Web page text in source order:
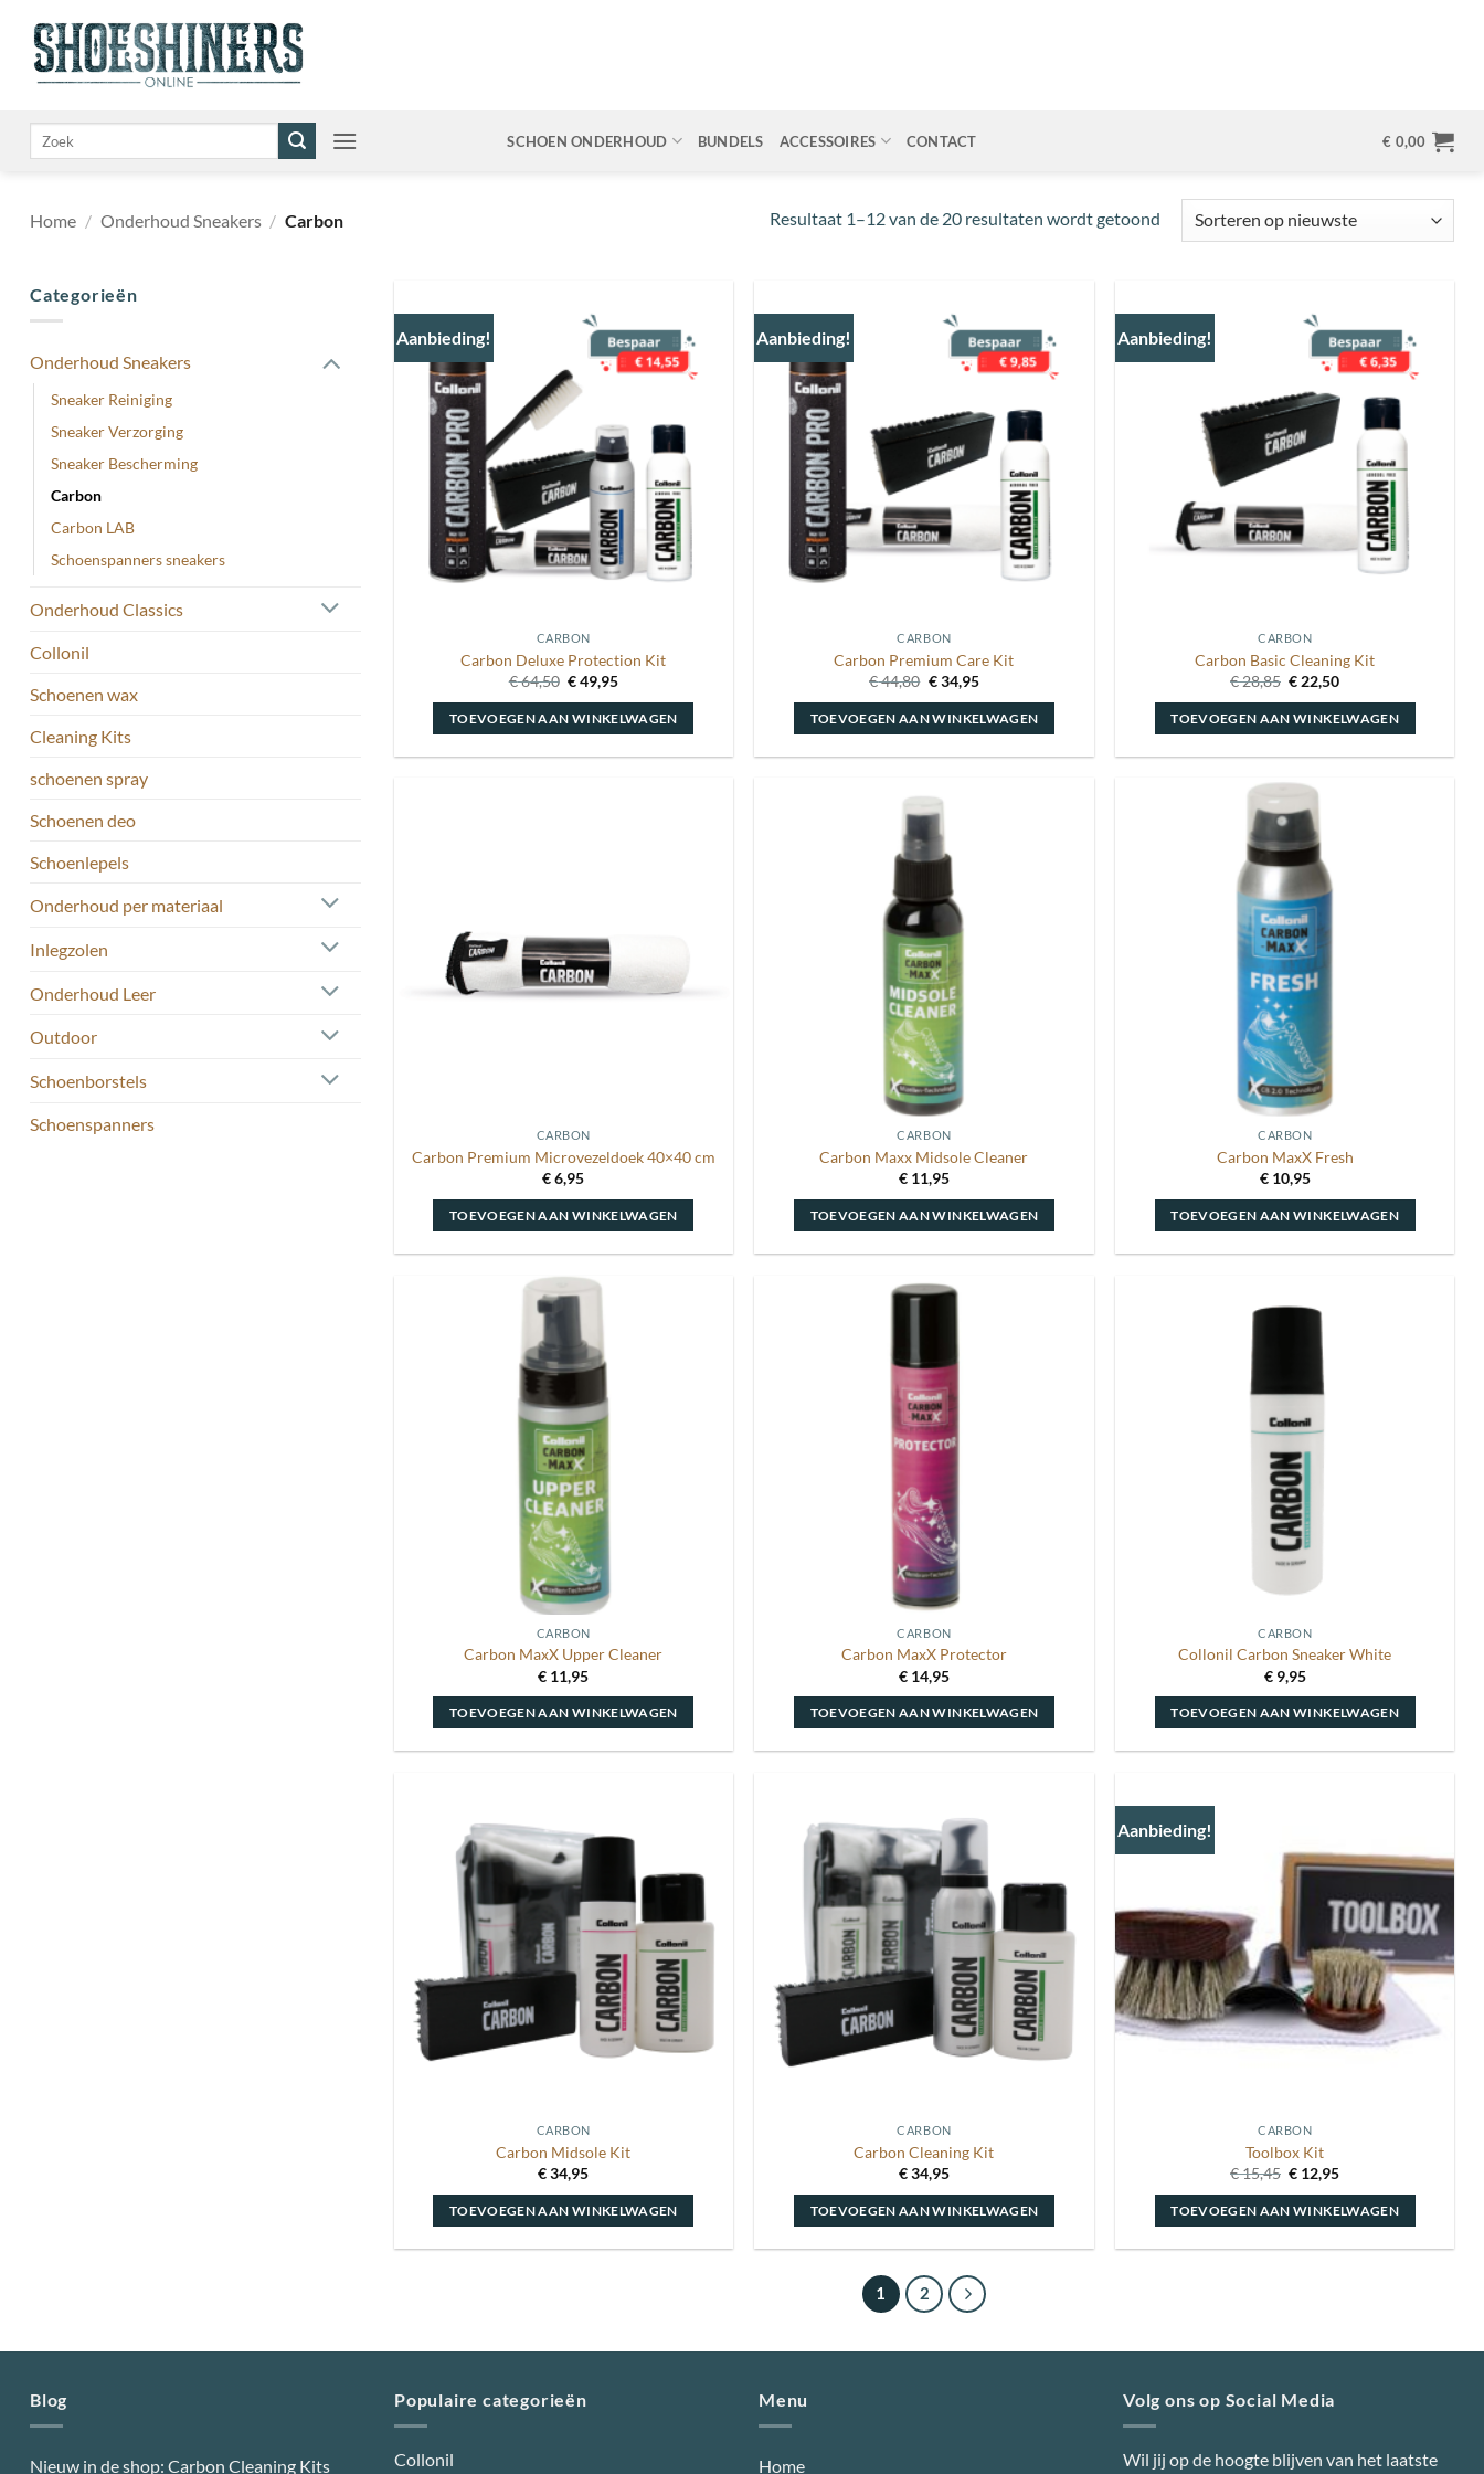
inhoud
SCHOEN ONDERHOUD BUNDELS ACCESSOIRES CONTACT € 0,00
Home / Onderhoud Sneakers / Carbon Resultaat 1–12 van de 20 resultaten wordt getoondGesorteerd
Categorieën
Onderhoud Sneakers
Sneaker Reiniging
Sneaker Verzorging
Sneaker Bescherming
Carbon
Carbon LAB
Schoenspanners sneakers
Onderhoud Classics
Collonil
Schoenen wax
Cleaning Kits
schoenen spray
Schoenen deo
Schoenlepels
Onderhoud per materiaal
Inlegzolen
Onderhoud Leer
Outdoor
Schoenborstels
Schoenspanners
Aanbieding!
Toevoegen
aan
wenslijst
CARBON
Carbon Deluxe Protection Kit
€64,50 Oorspronkelijke
was:
€ 64,50.
€49,95Huidige
is:
€ 49,95.
TOEVOEGEN AAN WINKELWAGEN
Aanbieding!
Toevoegen
aan
wenslijst
CARBON
Carbon Premium Care Kit
€44,80 Oorspronkelijke
was:
€ 44,80.
€34,95Huidige
is:
€ 34,95.
TOEVOEGEN AAN WINKELWAGEN
Aanbieding!
Toevoegen
aan
wenslijst
CARBON
Carbon Basic Cleaning Kit
€28,85 Oorspronkelijke
prijs
was:
€ 28,85.
€ 22,50Huidige
is:
€ 22,50.
TOEVOEGEN AAN WINKELWAGEN
CARBON
Carbon Premium Microvezeldoek 40×40 cm
€6,95
TOEVOEGEN AAN WINKELWAGEN
CARBON
Carbon Maxx Midsole Cleaner
€11,95
TOEVOEGEN AAN WINKELWAGEN
CARBON
Carbon MaxX Fresh
€10,95
TOEVOEGEN AAN WINKELWAGEN
CARBON
Carbon MaxX Upper Cleaner
€ 11,95
TOEVOEGEN AAN WINKELWAGEN
CARBON
Carbon MaxX Protector
€14,95
TOEVOEGEN AAN WINKELWAGEN
CARBON
Collonil Carbon Sneaker White
€9,95
TOEVOEGEN AAN WINKELWAGEN
CARBON
Carbon Midsole Kit
€34,95
TOEVOEGEN AAN WINKELWAGEN
CARBON
Carbon Cleaning Kit
€34,95
TOEVOEGEN AAN WINKELWAGEN
Aanbieding!
wenslijst
CARBON
Toolbox Kit
€15,45 Oorspronkelijke
prijs
was:
€ 15,45.
€ 12,95Huidige
is:
€ 12,95.
TOEVOEGEN AAN WINKELWAGEN
1 2
Blog
Nieuw in de shop: Carbon Cleaning Kits
Populaire categorieën
Collonil
Menu
Home
Volg ons op Social Media
Wil jij op de hoogte blijven van het laatste